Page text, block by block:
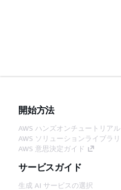
開始方法
AWS ハンズオンチュートリアル
AWS ソリューションライブラリ
AWS 意思決定ガイド
サービスガイド
生成 AI サービスの選択